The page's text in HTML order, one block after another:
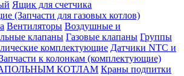
Ящик для счетчика
(Запчасти для газовых котлов)
Вентиляторы Воздушные и
клапаны Газовые клапаны Группы
комплектующие Датчики NTC и
к колонкам (комплектующие)
НАПОЛЬНЫМ КОТЛАМ Краны подпитки